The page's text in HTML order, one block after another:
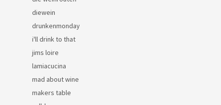
diewein
drunkenmonday
i'll drink to that
jims loire
lamiacucina
mad about wine
makers table